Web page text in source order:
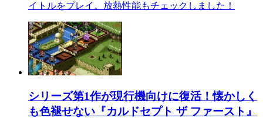
イトルをプレイ。放熱性能もチェックしました！
シリーズ第1作が現行機向けに復活！懐かしく
も色褪せない『カルドセプト ザ ファースト』